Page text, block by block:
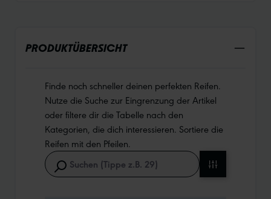
PRODUKTÜBERSICHT
Finde noch schneller deinen perfekten Reifen.
Nutze die Suche zur Eingrenzung der Artikel
oder filtere dir die Tabelle nach den
Kategorien, die dich interessieren. Sortiere die
Reifen mit den Pfeilen.